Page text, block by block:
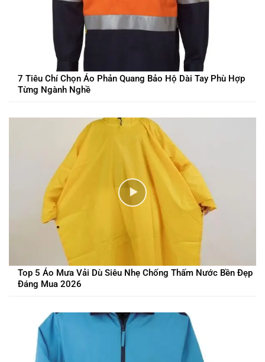
7 Tiêu Chí Chọn Áo Phản Quang Bảo Hộ Dài Tay Phù Hợp
Từng Ngành Nghề
Top 5 Áo Mưa Vải Dù Siêu Nhẹ Chống Thấm Nước Bền Đẹp
Đáng Mua 2026